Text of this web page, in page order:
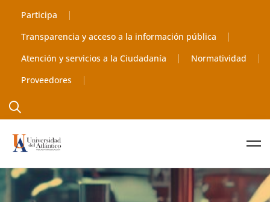
Participa
Transparencia y acceso a la información pública
Atención y servicios a la Ciudadanía
Normatividad
Proveedores